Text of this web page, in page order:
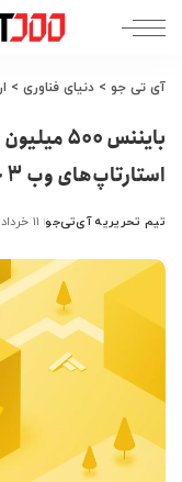
آی تی جو > دنیای فناوری >
بایننس
استارتاپ‌های وب 3 جمع‌آوری می‌کند
ارسال
توسط
تیم تحریریه آی‌تی‌جو ۱۱ خرداد ۱۴۰۱